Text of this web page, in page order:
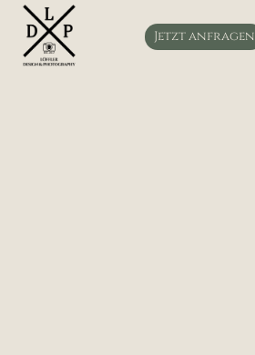
Zum
Inhalt
springen
Jetzt anfragen